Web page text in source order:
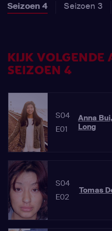
Seizoen 4 Seizoen 3
KIJK VOLGENDE
SEIZOEN 4
S04
E01
Anna
Long
S04
E02
Tomas